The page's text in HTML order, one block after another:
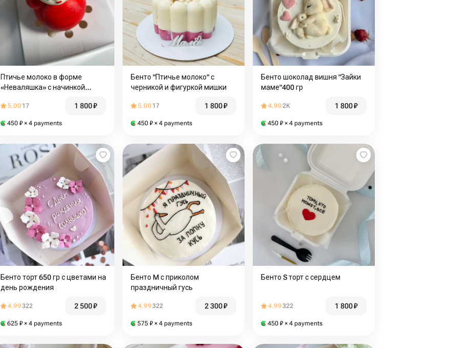
Птичье молоко в форме
«Неваляшка» с начинкой
5.00 17 1 800₽
450 ₽ × 4 payments
Бенто "Птичье молоко" с
черникой и фигуркой мишки
5.00 17 1 800₽
450 ₽ × 4 payments
Бенто шоколад вишня "Зайки
маме"400 гр
4.902K 1 800₽
450 ₽ × 4 payments
Бенто торт 650 гр с цветами на
день рождения
4.99322 2 500₽
625 ₽ × 4 payments
Бенто M с приколом
праздничный гусь
4.99322 2 300₽
575 ₽ × 4 payments
Бенто S торт с сердцем
4.99322 1 800₽
450 ₽ × 4 payments